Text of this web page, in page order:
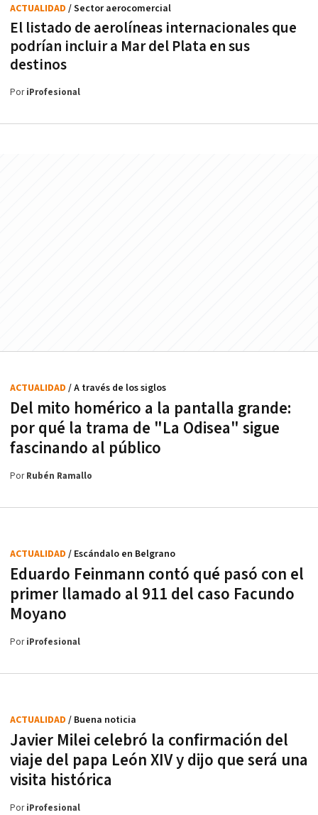
El listado de aerolíneas internacionales que
podrían incluir a Mar del Plata en sus
destinos
ACTUALIDAD / Sector aerocomercial
PoriProfesional
Del mito homérico a la pantalla grande:
por qué la trama de "La Odisea" sigue
fascinando al público
ACTUALIDAD / A través de los siglos
PorRubén Ramallo
Eduardo Feinmann contó qué pasó con el
primer llamado al 911 del caso Facundo
Moyano
ACTUALIDAD / Escándalo en Belgrano
PoriProfesional
Javier Milei celebró la confirmación del
viaje del papa León XIV y dijo que será una
visita histórica
ACTUALIDAD / Buena noticia
PoriProfesional